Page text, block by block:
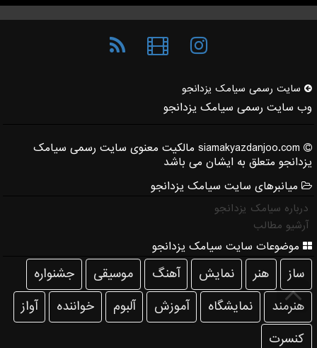
سایت رسمی سیامك یزدانجو
وب سایت رسمی سیامک یزدانجو
siamakyazdanjoo.com مالکیت معنوی سایت رسمی سیامک
یزدانجو متعلق به ایشان می باشد
میانبرهای سایت سیامک یزدانجو
درباره سیامک یزدانجو
آرشیو مطالب
موضوعات سایت سیامک یزدانجو
ساز هنر نمایش آهنگ موسیقی
جشنواره
هنرمند
نمایشگاه آموزش آلبوم خواننده
آواز
كنسرت